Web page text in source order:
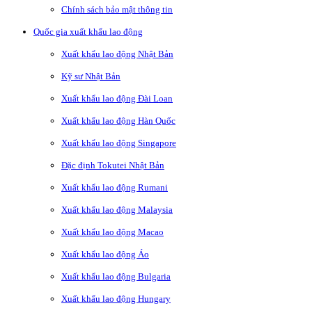
Chính sách bảo mật thông tin
Quốc gia xuất khẩu lao động
Xuất khẩu lao động Nhật Bản
Kỹ sư Nhật Bản
Xuất khẩu lao động Đài Loan
Xuất khẩu lao động Hàn Quốc
Xuất khẩu lao động Singapore
Đặc định Tokutei Nhật Bản
Xuất khẩu lao động Rumani
Xuất khẩu lao động Malaysia
Xuất khẩu lao động Macao
Xuất khẩu lao động Áo
Xuất khẩu lao động Bulgaria
Xuất khẩu lao động Hungary